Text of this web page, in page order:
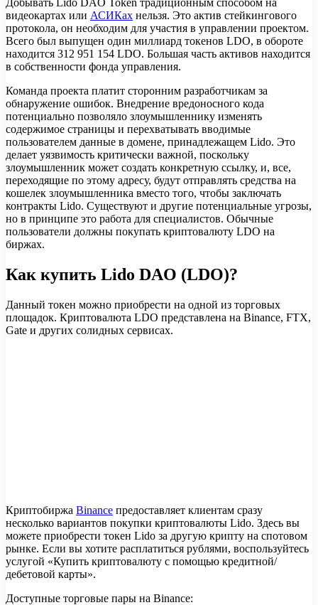
Добывать Lido DAO Token традиционным способом на
видеокартах или АСИКах нельзя. Это актив стейкингового
протокола, он необходим для участия в управлении проектом.
Всего был выпущен один миллиард токенов LDO, в обороте
находится 312 951 154 LDO. Большая часть активов находится
в собственности фонда управления.
Команда проекта платит сторонним разработчикам за
обнаружение ошибок. Внедрение вредоносного кода
потенциально позволяло злоумышленнику изменять
содержимое страницы и перехватывать вводимые
пользователем данные в домене, принадлежащем Lido. Это
делает уязвимость критически важной, поскольку
злоумышленник может создать конкретную ссылку, и, все,
переходящие по этому адресу, будут отправлять средства на
кошелек злоумышленника вместо того, чтобы заключать
контракты Lido. Существуют и другие потенциальные угрозы,
но в принципе это работа для специалистов. Обычные
пользователи должны покупать криптовалюту LDO на
биржах.
Как купить Lido DAO (LDO)?
Данный токен можно приобрести на одной из торговых
площадок. Криптовалюта LDO представлена на Binance, FTX,
Gate и других солидных сервисах.
Криптобиржа Binance предоставляет клиентам сразу
несколько вариантов покупки криптовалюты Lido. Здесь вы
можете приобрести токен Lido за другую крипту на спотовом
рынке. Если вы хотите расплатиться рублями, воспользуйтесь
услугой «Купить криптовалюту с помощью кредитной/
дебетовой карты».
Доступные торговые пары на Binance: